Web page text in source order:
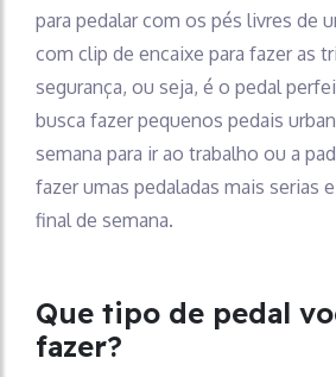
para pedalar com os pés livres de
com clip de encaixe para fazer as
segurança, ou seja, é o pedal
busca fazer pequenos pedais
semana para ir ao trabalho ou a
fazer umas pedaladas mais serias
final de semana.
Que tipo de pedal
fazer?